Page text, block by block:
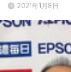
2021年1月8日